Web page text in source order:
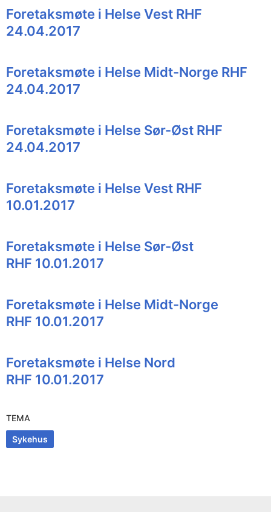
Foretaksmøte i Helse Vest RHF
24.04.2017
Foretaksmøte i Helse Midt-Norge RHF
24.04.2017
Foretaksmøte i Helse Sør-Øst RHF
24.04.2017
Foretaksmøte i Helse Vest RHF
10.01.2017
Foretaksmøte i Helse Sør-Øst
RHF 10.01.2017
Foretaksmøte i Helse Midt-Norge
RHF 10.01.2017
Foretaksmøte i Helse Nord
RHF 10.01.2017
TEMA
Sykehus